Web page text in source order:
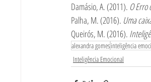
Damásio, A. (2011). O
Palha, M. (2016). Uma
Queirós, M. (2016).
alexandra gomesinteligência
Inteligência Emocional